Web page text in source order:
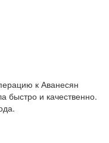
к Аванесян
быстро и качественно.